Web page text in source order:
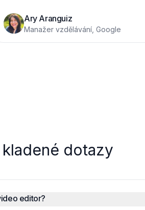
Ary Aranguiz
Manažer vzdělávání, Google
dotazy
editor?